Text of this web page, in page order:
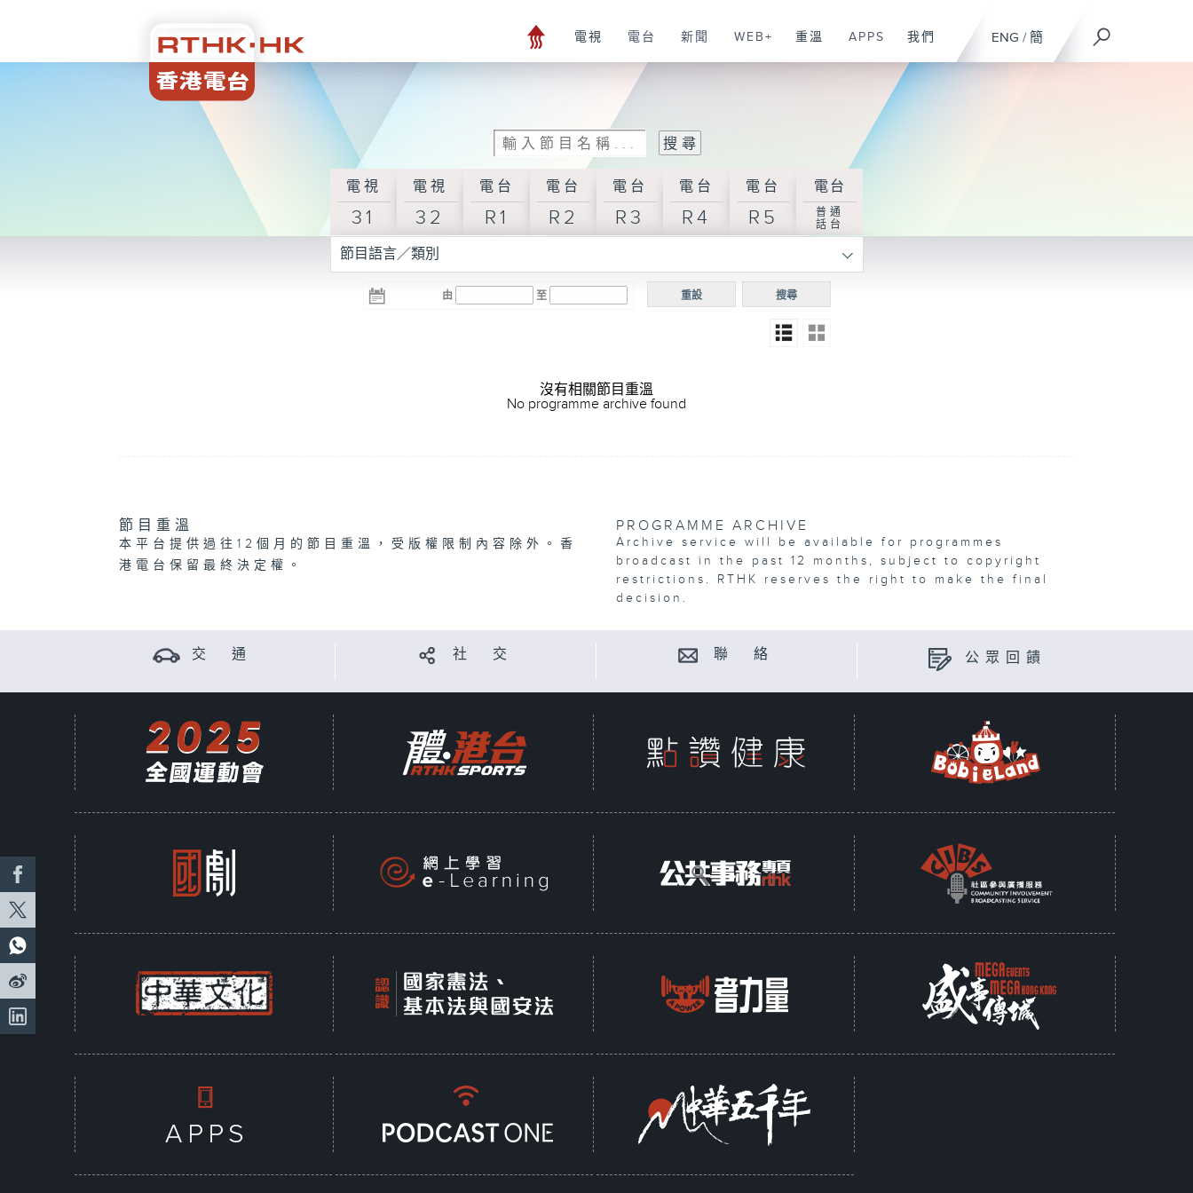
ENG / 簡
電視 電台 新聞 WEB+ 重溫 APPS 我們
電視
31
電視
32
電台
R1
電台
R2
電台
R3
電台
R4
電台
R5
電台
普通
話台
節目語言／類別
由 至 搜尋
重設
沒有相關節目重溫
No programme archive found
節目重溫
本平台提供過往12個月的節目重溫，受版權限制內容除外。香
港電台保留最終決定權。
PROGRAMME ARCHIVE
Archive service will be available for programmes
broadcast in the past 12 months, subject to copyright
restrictions. RTHK reserves the right to make the final
decision.
交 通 社 交 聯 絡 公眾回饋